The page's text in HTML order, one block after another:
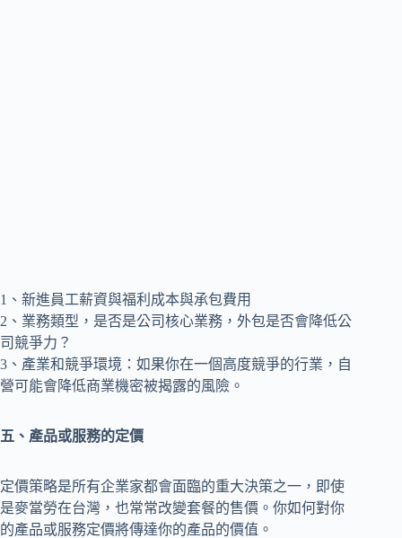
1、新進員工薪資與福利成本與承包費用
2、業務類型，是否是公司核心業務，外包是否會降低公
司競爭力？
3、產業和競爭環境：如果你在一個高度競爭的行業，自
營可能會降低商業機密被揭露的風險。
五、產品或服務的定價
定價策略是所有企業家都會面臨的重大決策之一，即使
是麥當勞在台灣，也常常改變套餐的售價。你如何對你
的產品或服務定價將傳達你的產品的價值。